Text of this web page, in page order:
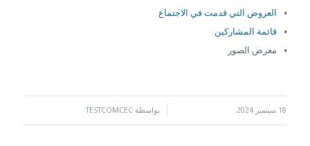
العروض التي قدمت في الاجتماع
قائمة المشاركين
معرض الصور
18 سبتمبر 2024 بواسطة TESTCOMCEC